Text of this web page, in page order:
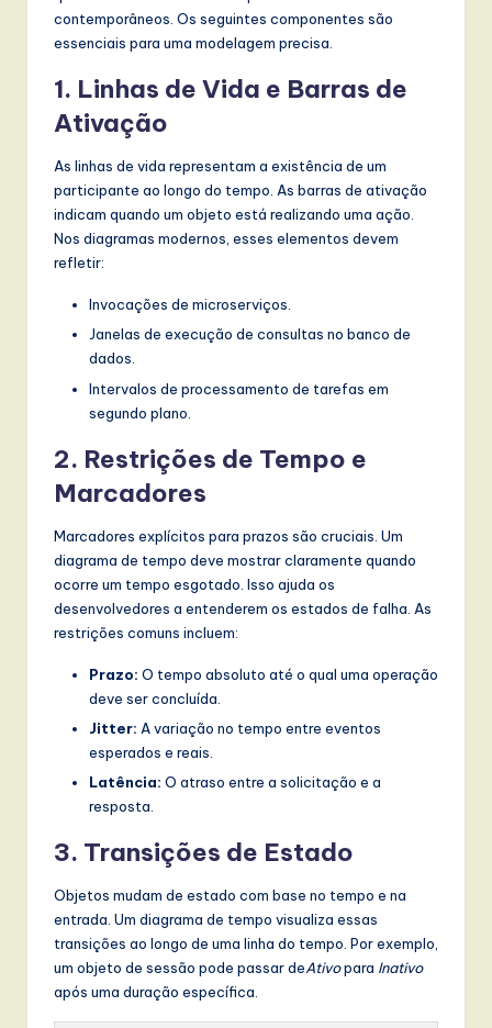
contemporâneos. Os seguintes componentes são
essenciais para uma modelagem precisa.
1. Linhas de Vida e Barras de
Ativação
As linhas de vida representam a existência de um
participante ao longo do tempo. As barras de ativação
indicam quando um objeto está realizando uma ação.
Nos diagramas modernos, esses elementos devem
refletir:
Invocações de microserviços.
Janelas de execução de consultas no banco de
dados.
Intervalos de processamento de tarefas em
segundo plano.
2. Restrições de Tempo e
Marcadores
Marcadores explícitos para prazos são cruciais. Um
diagrama de tempo deve mostrar claramente quando
ocorre um tempo esgotado. Isso ajuda os
desenvolvedores a entenderem os estados de falha. As
restrições comuns incluem:
Prazo: O tempo absoluto até o qual uma operação
deve ser concluída.
Jitter: A variação no tempo entre eventos
esperados e reais.
Latência: O atraso entre a solicitação e a
resposta.
3. Transições de Estado
Objetos mudam de estado com base no tempo e na
entrada. Um diagrama de tempo visualiza essas
transições ao longo de uma linha do tempo. Por exemplo,
um objeto de sessão pode passar deAtivopara Inativo
após uma duração específica.